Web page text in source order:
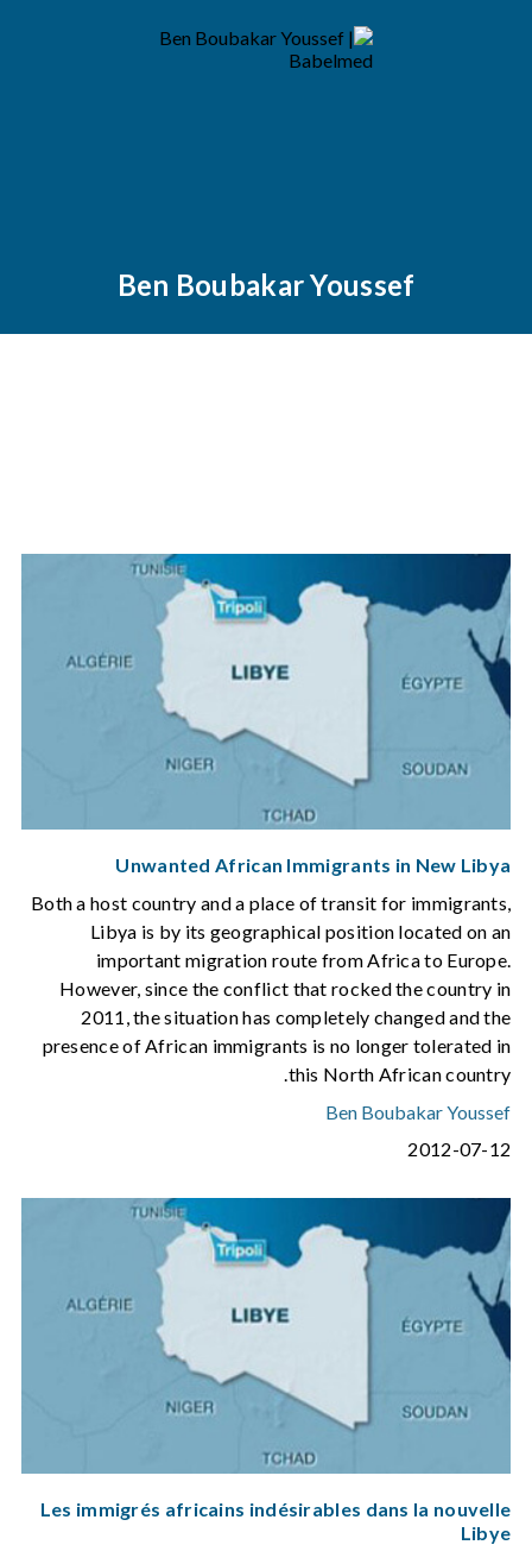
Ben Boubakar Youssef
Unwanted African Immigrants in New Libya
Both a host country and a place of transit for immigrants,
Libya is by its geographical position located on an
important migration route from Africa to Europe.
However, since the conflict that rocked the country in
2011, the situation has completely changed and the
presence of African immigrants is no longer tolerated in
this North African country.
Ben Boubakar Youssef
2012-07-12
Les immigrés africains indésirables dans la nouvelle
Libye